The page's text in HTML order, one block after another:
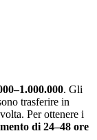
. Gli
trasferire in
Per ottenere i
di 24–48 ore